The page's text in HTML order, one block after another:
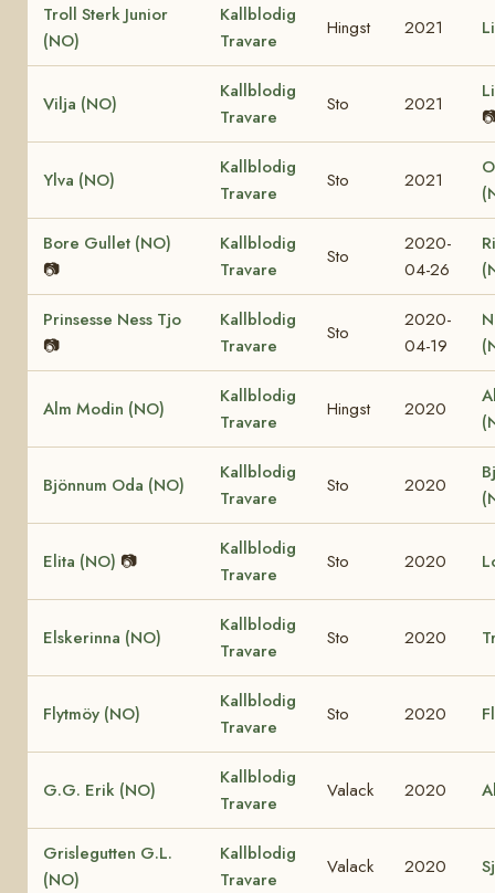
Troll Sterk Junior
(NO)
Kallblodig
Travare
Hingst 2021
Vilja (NO)
Kallblodig
Travare
Sto 2021
Ylva (NO)
Kallblodig
Travare
Sto 2021
Bore Gullet (NO)
📷
Kallblodig
Travare
Sto
2020-
04-26
Prinsesse Ness Tjo
📷
Kallblodig
Travare
Sto
2020-
04-19
Alm Modin (NO)
Kallblodig
Travare
Hingst 2020
Bjönnum Oda (NO)
Kallblodig
Travare
Sto 2020
Elita (NO) 📷
Kallblodig
Travare
Sto 2020
Elskerinna (NO)
Kallblodig
Travare
Sto 2020
Flytmöy (NO)
Kallblodig
Travare
Sto 2020
G.G. Erik (NO)
Kallblodig
Travare
Valack 2020
Grislegutten G.L.
(NO)
Kallblodig
Travare
Valack 2020